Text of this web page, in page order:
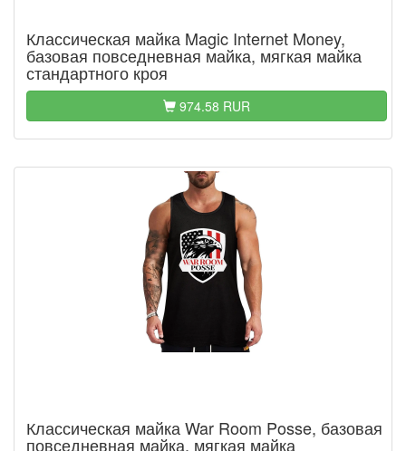
Классическая майка Magic Internet Money,
базовая повседневная майка, мягкая майка
стандартного кроя
974.58 RUR
Классическая майка War Room Posse, базовая
повседневная майка, мягкая майка